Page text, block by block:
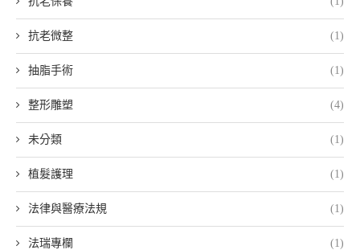
抗老微整 (1)
抽脂手術 (1)
整形雕塑 (4)
未分類 (1)
植髮護理 (1)
法律與醫療法規 (1)
法瑞專欄 (1)